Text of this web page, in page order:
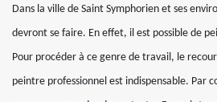
Dans la ville de Saint Symphorien et ses
devront se faire. En effet, il est possible de
Pour procéder à ce genre de travail, le
peintre professionnel est indispensable. Par